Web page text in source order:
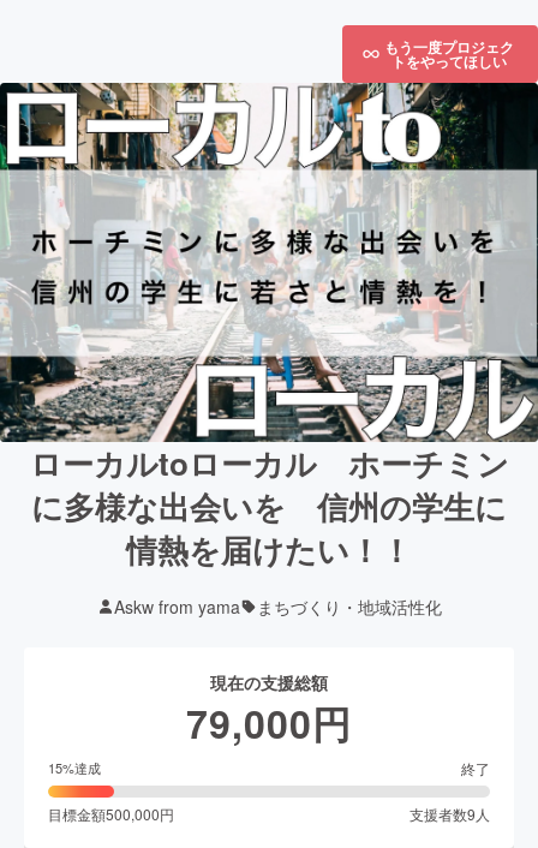
もう一度プロジェク
トをやってほしい
ローカルtoローカル ホーチミン
に多様な出会いを 信州の学生に
情熱を届けたい！！
Askw from yama まちづくり・地域活性化
現在の支援総額
79,000円
15%達成 終了
目標金額500,000円 支援者数9 人